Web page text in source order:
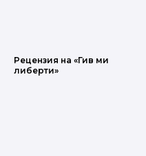
Рецензия на «Гив ми
либерти»